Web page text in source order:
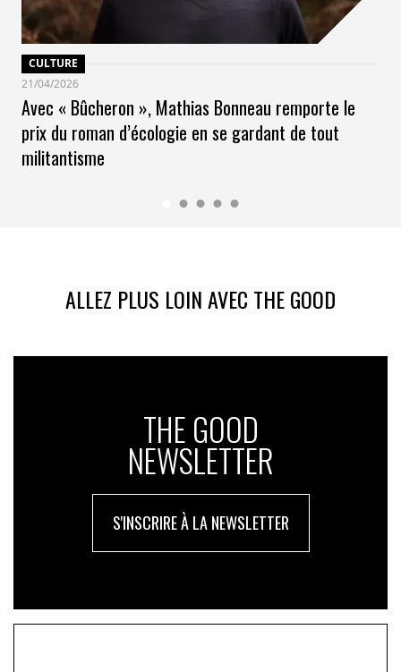
CULTURE
21/04/2026
Avec « Bûcheron », Mathias Bonneau remporte le
prix du roman d’écologie en se gardant de tout
militantisme
ALLEZ PLUS LOIN AVEC THE GOOD
THE GOOD
NEWSLETTER
S'INSCRIRE À LA NEWSLETTER